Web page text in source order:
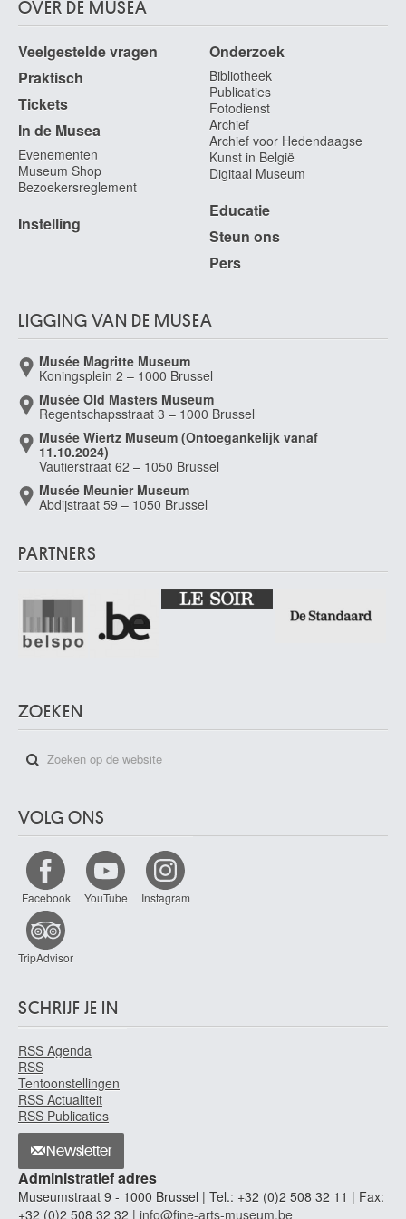
OVER DE MUSEA
Veelgestelde vragen
Praktisch
Tickets
In de Musea
Evenementen
Museum Shop
Bezoekersreglement
Instelling
Onderzoek
Bibliotheek
Publicaties
Fotodienst
Archief
Archief voor Hedendaagse
Kunst in België
Digitaal Museum
Educatie
Steun ons
Pers
LIGGING VAN DE MUSEA
Musée Magritte Museum
Koningsplein 2 – 1000 Brussel
Musée Old Masters Museum
Regentschapsstraat 3 – 1000 Brussel
Musée Wiertz Museum (Ontoegankelijk vanaf
11.10.2024)
Vautierstraat 62 – 1050 Brussel
Musée Meunier Museum
Abdijstraat 59 – 1050 Brussel
PARTNERS
ZOEKEN
VOLG ONS
Facebook YouTube Instagram
TripAdvisor
SCHRIJF JE IN
RSS Agenda
RSS
Tentoonstellingen
RSS Actualiteit
RSS Publicaties
Newsletter
Administratief adres
Museumstraat 9 - 1000 Brussel | Tel.: +32 (0)2 508 32 11 | Fax:
+32 (0)2 508 32 32 | info@fine-arts-museum.be